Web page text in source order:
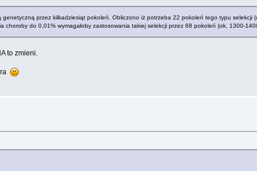
przez kilkadziesiąt pokoleń. Obliczono iż potrzeba 22 pokoleń tego typu selekcji
do 0,01% wymagałoby zastosowania takiej selekcji przez 68 pokoleń (ok. 1300-
to zmieni.